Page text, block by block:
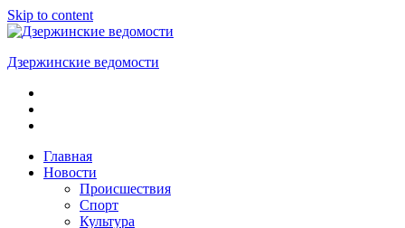
Skip to content
Дзержинские ведомости
ОБЩЕСТВЕННО-
ПОЛИТИЧЕСКАЯ
ГАЗЕТАГлавная
Новости
Происшествия
Спорт
Культура